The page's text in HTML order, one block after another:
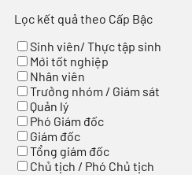
Lọc kết quả theo Cấp Bậc
Sinh viên/ Thực tập sinh
Mới tốt nghiệp
Nhân viên
Trưởng nhóm / Giám sát
Quản lý
Phó Giám đốc
Giám đốc
Tổng giám đốc
Chủ tịch / Phó Chủ tịch